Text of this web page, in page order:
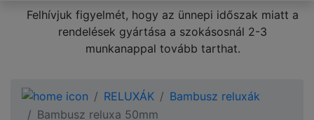
Felhívjuk figyelmét, hogy az ünnepi időszak miatt a
rendelések gyártása a szokásosnál 2-3
munkanappal tovább tarthat.
RELUXÁK
Bambusz reluxák
Bambusz reluxa 50mm